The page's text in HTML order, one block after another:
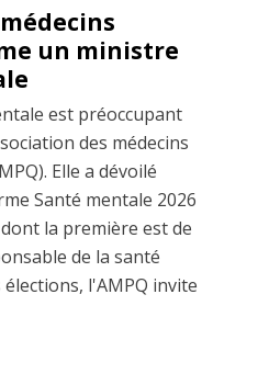
un ministre
est préoccupant
des médecins
Elle a dévoilé
Santé mentale 2026
la première est de
de la santé
l'AMPQ invite